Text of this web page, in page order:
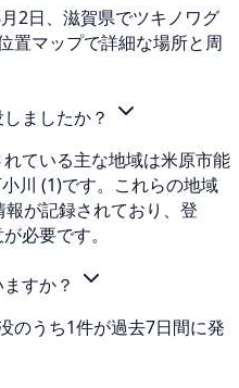
2日、滋賀県でツキノワグ
置マップで詳細な場所と周
ましたか？
ている主な地域は米原市能
川 (1)です。これらの地域
が記録されており、登
必要です。
すか？
のうち1件が過去7日間に発